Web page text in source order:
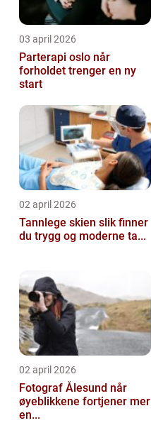
03 april 2026
Parterapi oslo når
forholdet trenger en ny
start
02 april 2026
Tannlege skien slik finner
du trygg og moderne ta...
02 april 2026
Fotograf Ålesund når
øyeblikkene fortjener mer
en...